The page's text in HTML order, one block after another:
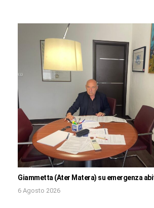
Giammetta (Ater Matera) su emergenza
6 Agosto 2026